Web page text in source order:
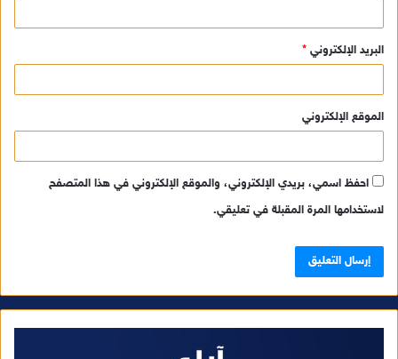
البريد الإلكتروني *
الموقع الإلكتروني
احفظ اسمي، بريدي الإلكتروني، والموقع الإلكتروني في هذا المتصفح
لاستخدامها المرة المقبلة في تعليقي.